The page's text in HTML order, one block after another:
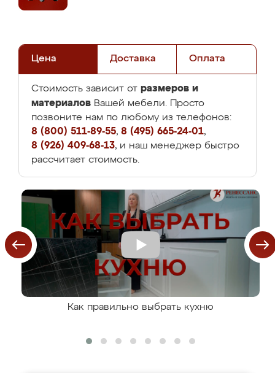
Цена Доставка Оплата
Стоимость зависит от размеров и
материалов Вашей мебели. Просто
позвоните нам по любому из телефонов:
8 (800) 511-89-55, 8 (495) 665-24-01,
8 (926) 409-68-13, и наш менеджер быстро
рассчитает стоимость.
Как правильно выбрать кухню